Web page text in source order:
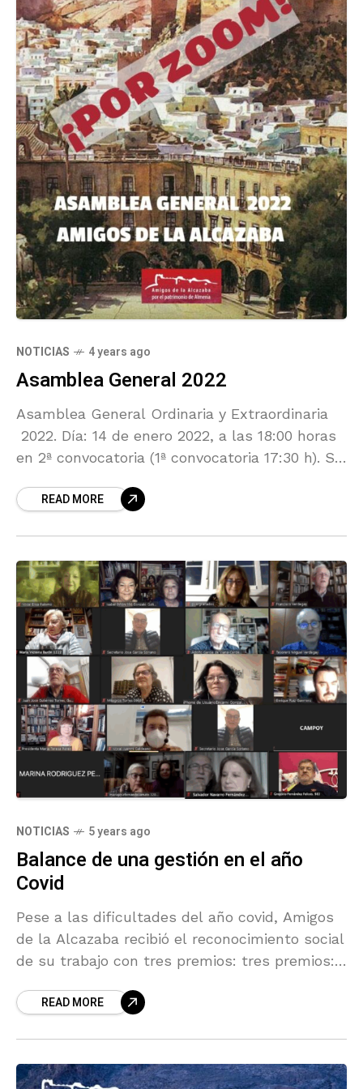
NOTICIAS 4 years ago
Asamblea General 2022
Asamblea General Ordinaria y Extraordinaria
2022. Día: 14 de enero 2022, a las 18:00 horas
en 2ª convocatoria (1ª convocatoria 17:30 h). Se
READ MORE
NOTICIAS 5 years ago
Balance de una gestión en el año
Covid
Pese a las dificultades del año covid, Amigos
de la Alcazaba recibió el reconocimiento social
de su trabajo con tres premios: tres premios:
READ MORE